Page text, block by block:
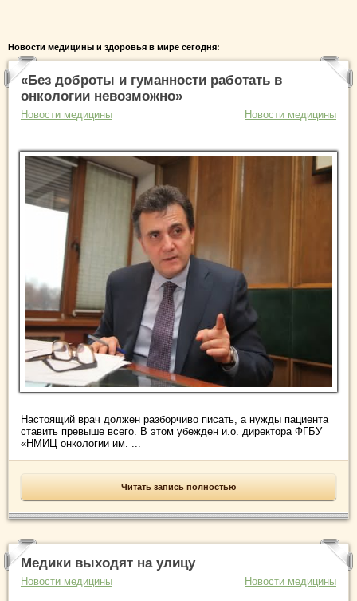
Новости медицины и здоровья в мире сегодня:
«Без доброты и гуманности работать в
онкологии невозможно»
Новости медицины Новости медицины
Настоящий врач должен разборчиво писать, а нужды пациента
ставить превыше всего. В этом убежден и.о. директора ФГБУ
«НМИЦ онкологии им. ...
Читать запись полностью
Медики выходят на улицу
Новости медицины Новости медицины